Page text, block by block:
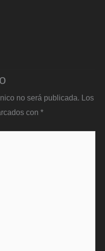
no será publicada. Los
con *